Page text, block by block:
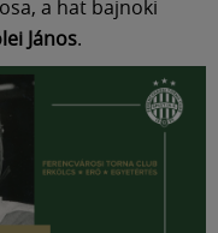
a hat bajnoki
János.